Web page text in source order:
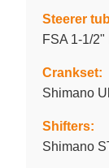
Steerer
FSA 1-1/
Crankset:
Shimano
Shifters:
Shimano